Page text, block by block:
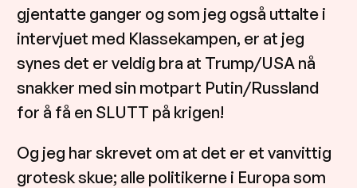
gjentatte ganger og som jeg også uttalte i
intervjuet med Klassekampen, er at jeg
synes det er veldig bra at Trump/USA nå
snakker med sin motpart Putin/Russland
for å få en SLUTT på krigen!
Og jeg har skrevet om at det er et vanvittig
grotesk skue; alle politikerne i Europa som